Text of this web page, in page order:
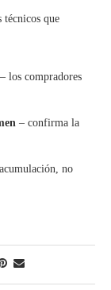
técnicos que
– los compradores
– confirma la
no